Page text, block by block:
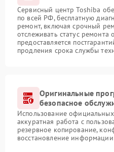
Сервисный центр Toshiba
по всей РФ, бесплатную
ремонт, включая срочный
отслеживать статус ремонта
предоставляется
продления срока службы
Оригинальные
безопасное
Использование
аккуратная работа с
резервное копирование,
восстановление